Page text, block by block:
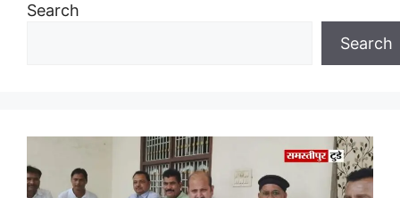
Search
Search